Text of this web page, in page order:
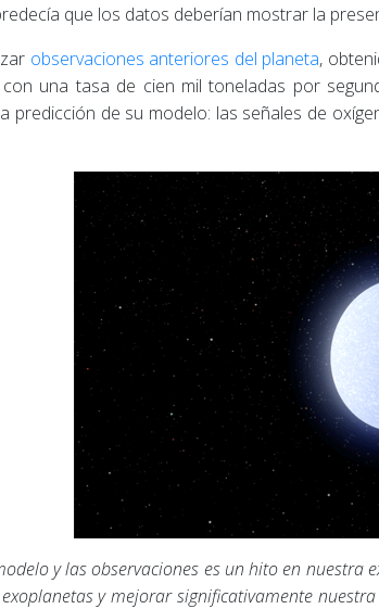
que los datos deberían mostrar la
observaciones anteriores del planeta,
una tasa de cien mil toneladas por
predicción de su modelo: las señales de
y las observaciones es un hito en
y mejorar significativamente